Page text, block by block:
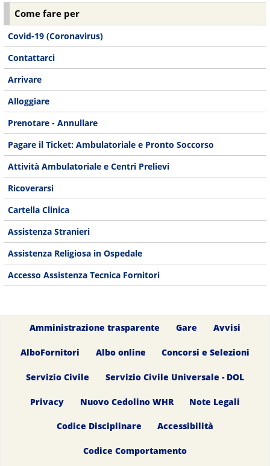
Come fare per
Covid-19 (Coronavirus)
Contattarci
Arrivare
Alloggiare
Prenotare - Annullare
Pagare il Ticket: Ambulatoriale e Pronto Soccorso
Attività Ambulatoriale e Centri Prelievi
Ricoverarsi
Cartella Clinica
Assistenza Stranieri
Assistenza Religiosa in Ospedale
Accesso Assistenza Tecnica Fornitori
Amministrazione trasparente Gare Avvisi
AlboFornitori Albo online Concorsi e Selezioni
Servizio Civile Servizio Civile Universale - DOL
Privacy Nuovo Cedolino WHR Note Legali
Codice Disciplinare Accessibilità
Codice Comportamento